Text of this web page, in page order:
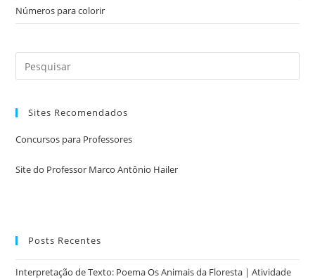
Números para colorir
Sites Recomendados
Concursos para Professores
Site do Professor Marco Antônio Hailer
Posts Recentes
Interpretação de Texto: Poema Os Animais da Floresta | Atividade